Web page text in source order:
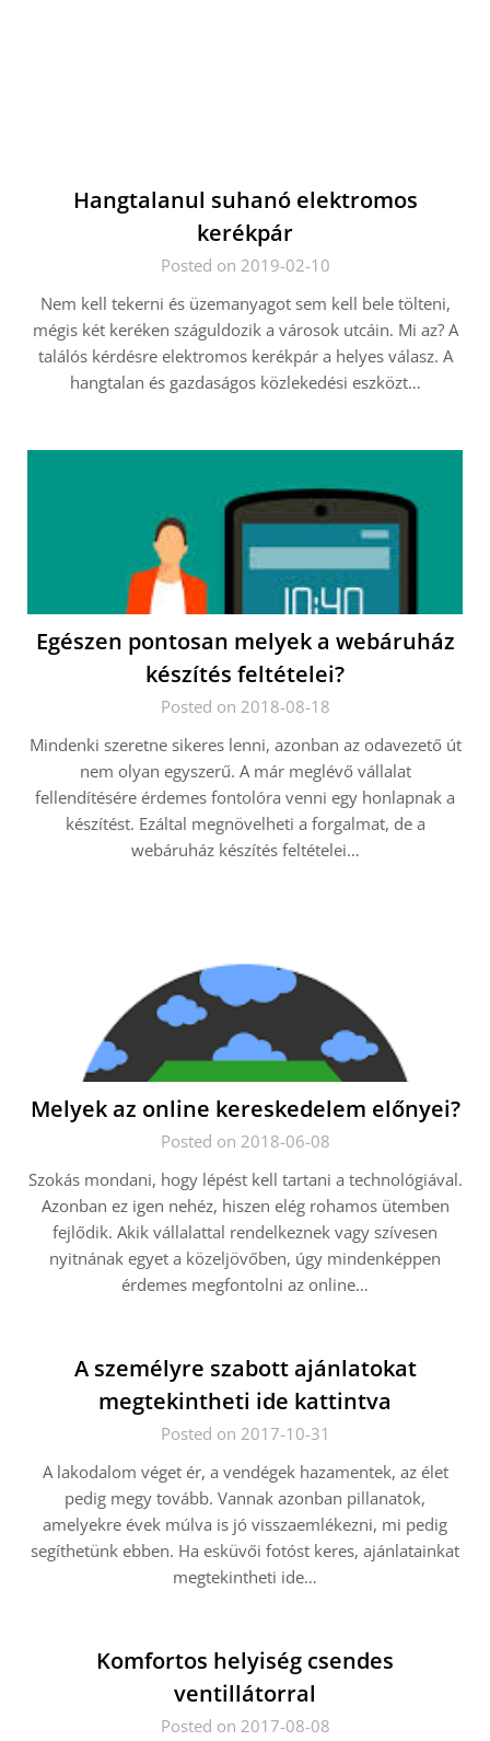
Hangtalanul suhanó elektromos
kerékpár
Posted on 2019-02-10
Nem kell tekerni és üzemanyagot sem kell bele tölteni,
mégis két keréken száguldozik a városok utcáin. Mi az? A
találós kérdésre elektromos kerékpár a helyes válasz. A
hangtalan és gazdaságos közlekedési eszközt…
Egészen pontosan melyek a webáruház
készítés feltételei?
Posted on 2018-08-18
Mindenki szeretne sikeres lenni, azonban az odavezető út
nem olyan egyszerű. A már meglévő vállalat
fellendítésére érdemes fontolóra venni egy honlapnak a
készítést. Ezáltal megnövelheti a forgalmat, de a
webáruház készítés feltételei…
Melyek az online kereskedelem előnyei?
Posted on 2018-06-08
Szokás mondani, hogy lépést kell tartani a technológiával.
Azonban ez igen nehéz, hiszen elég rohamos ütemben
fejlődik. Akik vállalattal rendelkeznek vagy szívesen
nyitnának egyet a közeljövőben, úgy mindenképpen
érdemes megfontolni az online…
A személyre szabott ajánlatokat
megtekintheti ide kattintva
Posted on 2017-10-31
A lakodalom véget ér, a vendégek hazamentek, az élet
pedig megy tovább. Vannak azonban pillanatok,
amelyekre évek múlva is jó visszaemlékezni, mi pedig
segíthetünk ebben. Ha esküvői fotóst keres, ajánlatainkat
megtekintheti ide…
Komfortos helyiség csendes
ventillátorral
Posted on 2017-08-08